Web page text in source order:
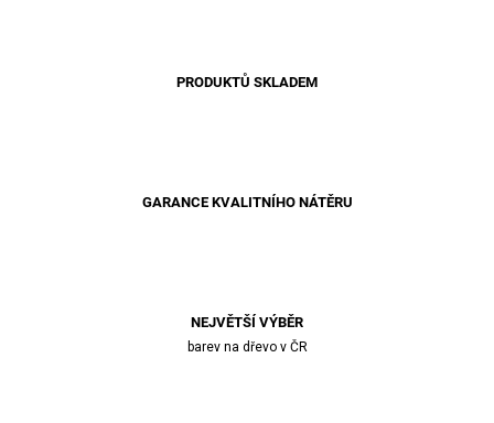
PRODUKTŮ SKLADEM
GARANCE KVALITNÍHO NÁTĚRU
NEJVĚTŠÍ VÝBĚR
barev na dřevo v ČR